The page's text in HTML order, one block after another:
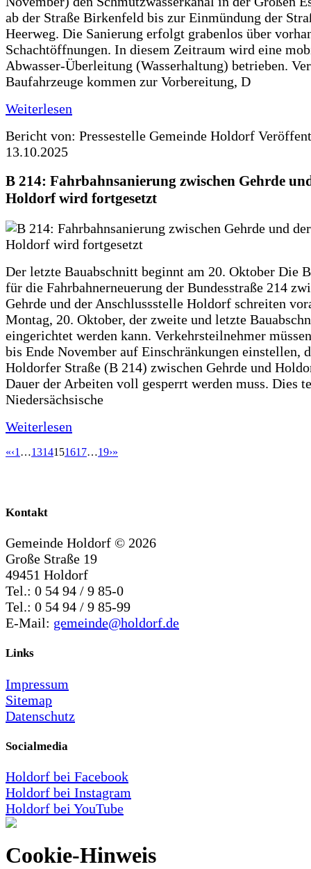
ab der Straße Birkenfeld bis zur Einmündung der
Heerweg. Die Sanierung erfolgt grabenlos über
Schachtöffnungen. In diesem Zeitraum wird eine
Abwasser-Überleitung (Wasserhaltung) betrieben.
Baufahrzeuge kommen zur Vorbereitung, D
Weiterlesen
Bericht von: Pressestelle Gemeinde Holdorf
13.10.2025
B 214: Fahrbahnsanierung zwischen Gehrde
Holdorf wird fortgesetzt
Der letzte Bauabschnitt beginnt am 20. Oktober Die
für die Fahrbahnerneuerung der Bundesstraße 214
Gehrde und der Anschlussstelle Holdorf schreiten
Montag, 20. Oktober, der zweite und letzte
eingerichtet werden kann. Verkehrsteilnehmer
bis Ende November auf Einschränkungen einstellen,
Holdorfer Straße (B 214) zwischen Gehrde und
Dauer der Arbeiten voll gesperrt werden muss. Dies
Niedersächsische
Weiterlesen
«‹1 …1314151617…19›»
Kontakt
Gemeinde Holdorf © 2026
Große Straße 19
49451 Holdorf
Tel.: 0 54 94 / 9 85-0
Tel.: 0 54 94 / 9 85-99
E-Mail: gemeinde@holdorf.de
Links
Impressum
Sitemap
Datenschutz
Socialmedia
Holdorf bei Facebook
Holdorf bei Instagram
Holdorf bei YouTube
Cookie-Hinweis